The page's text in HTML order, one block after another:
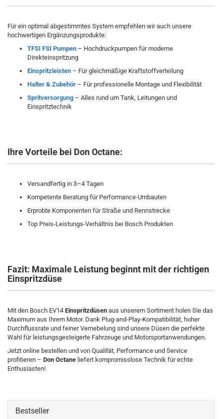
Für ein optimal abgestimmtes System empfehlen wir auch unsere
hochwertigen Ergänzungsprodukte:
TFSI FSI Pumpen – Hochdruckpumpen für moderne
Direkteinspritzung
Einspritzleisten – Für gleichmäßige Kraftstoffverteilung
Halter & Zubehör – Für professionelle Montage und Flexibilität
Spritversorgung – Alles rund um Tank, Leitungen und
Einspritztechnik
Ihre Vorteile bei Don Octane:
Versandfertig in 3–4 Tagen
Kompetente Beratung für Performance-Umbauten
Erprobte Komponenten für Straße und Rennstrecke
Top Preis-Leistungs-Verhältnis bei Bosch Produkten
Fazit: Maximale Leistung beginnt mit der richtigen
Einspritzdüse
Mit den Bosch EV14 Einspritzdüsen aus unserem Sortiment holen Sie das
Maximum aus Ihrem Motor. Dank Plug-and-Play-Kompatibilität, hoher
Durchflussrate und feiner Vernebelung sind unsere Düsen die perfekte
Wahl für leistungsgesteigerte Fahrzeuge und Motorsportanwendungen.
Jetzt online bestellen und von Qualität, Performance und Service
profitieren – Don Octane liefert kompromisslose Technik für echte
Enthusiasten!
Bestseller